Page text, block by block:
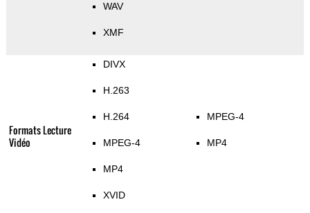
WAV
XMF
Formats Lecture
Vidéo
DIVX
H.263
H.264
MPEG-4
MP4
XVID
MPEG-4
MP4